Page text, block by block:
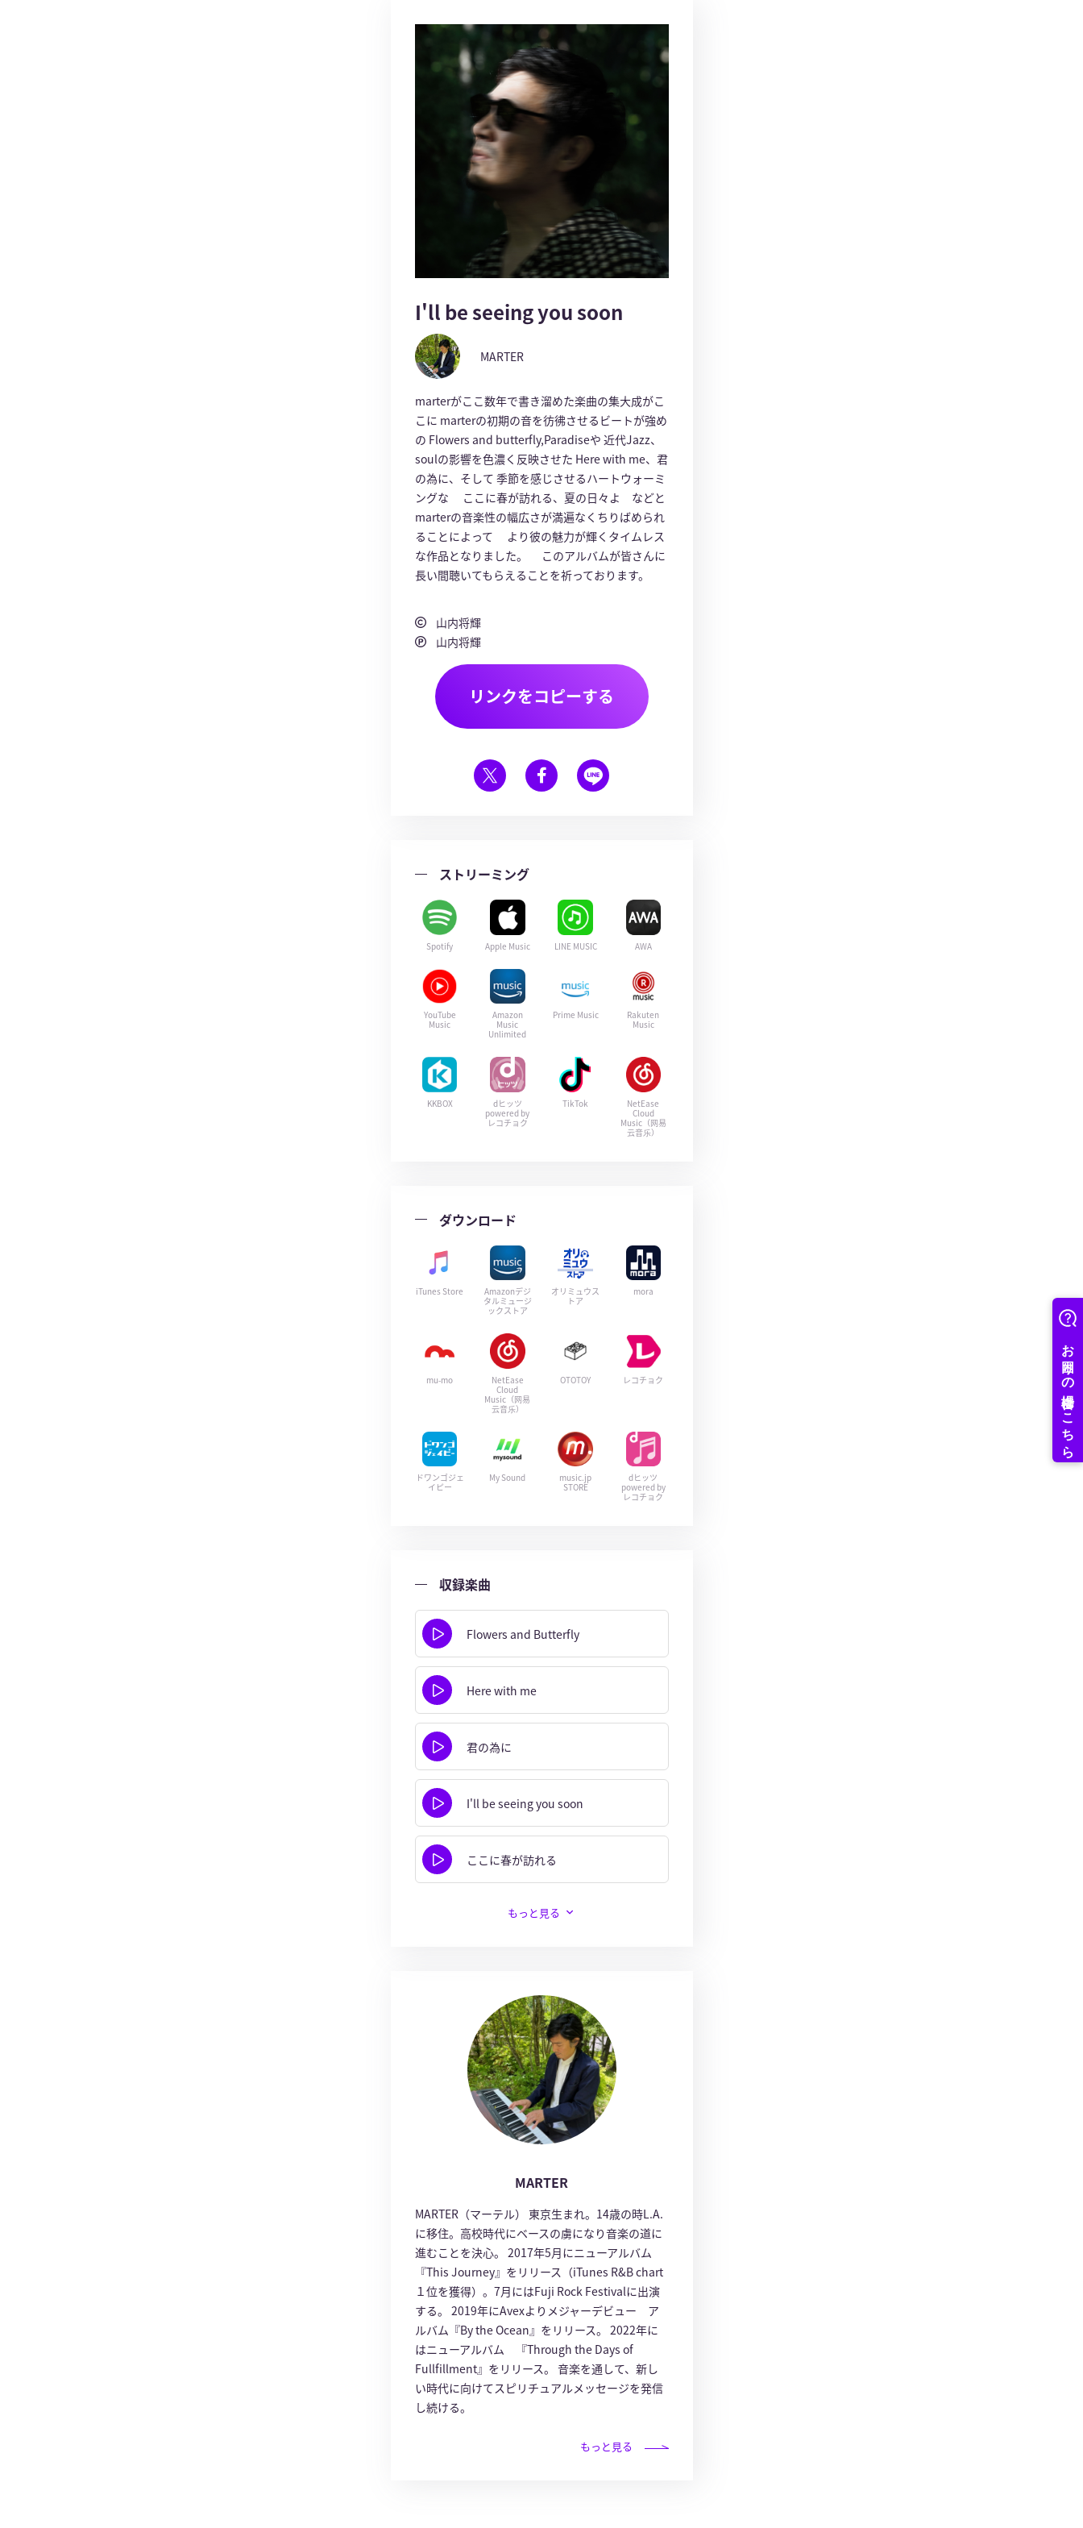
I'll be seeing you soon
MARTER
marterがここ数年で書き溜めた楽曲の集大成がこ
こに marterの初期の音を彷彿させるビートが強め
の Flowers and butterfly,Paradiseや 近代Jazz、
soulの影響を色濃く反映させた Here with me、君
の為に、そして 季節を感じさせるハートウォーミ
ングな ここに春が訪れる、夏の日々よ などと
marterの音楽性の幅広さが満遍なくちりばめられ
ることによって より彼の魅力が輝くタイムレス
な作品となりました。 このアルバムが皆さんに
長い間聴いてもらえることを祈っております。
山内将輝
山内将輝
リンクをコピーする
ストリーミング
Spotify Apple Music LINE MUSIC AWA
YouTube
Music
Amazon
Music
Unlimited
Prime Music
Rakuten
Music
KKBOX
dヒッツ
powered by
レコチョク
TikTok
NetEase
Cloud
Music（网易
云音乐）
ダウンロード
iTunes Store
Amazonデジ
タルミュージ
ックストア
オリミュウス
トア
mora
mu-mo
NetEase
Cloud
Music（网易
云音乐）
OTOTOY レコチョク
ドワンゴジェ
イピー
My Sound
music.jp
STORE
dヒッツ
powered by
レコチョク
収録楽曲
Flowers and Butterfly
Here with me
君の為に
I'll be seeing you soon
ここに春が訪れる
もっと見る
MARTER
MARTER（マーテル） 東京生まれ。14歳の時L.A.
に移住。高校時代にベースの虜になり音楽の道に
進むことを決心。 2017年5月にニューアルバム
『This Journey』をリリース（iTunes R&B chart
１位を獲得）。7月にはFuji Rock Festivalに出演
する。 2019年にAvexよりメジャーデビュー ア
ルバム『By the Ocean』をリリース。 2022年に
はニューアルバム 『Through the Days of
Fullfillment』をリリース。 音楽を通して、新し
い時代に向けてスピリチュアルメッセージを発信
し続ける。
もっと見る